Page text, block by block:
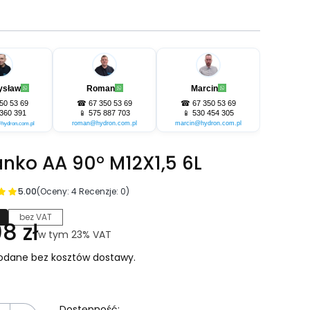
53 69
391
Roman
☎ 67 350 53 69
📱 575 887 703
roman@hydron.com.pl
Marcin
☎ 67 350 53 69
📱 530 454 305
marcin@hydron.com.pl
AA 90° M12X1,5 6L
5.00(Oceny: 4 Recenzje: 0)
bez VAT
złw tym 23% VAT
w tym 23% VAT
bez kosztów dostawy.